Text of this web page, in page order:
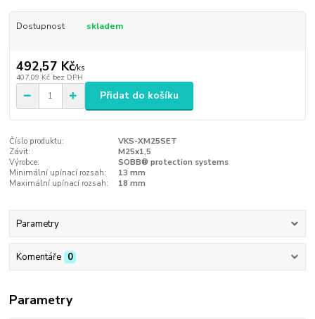
Dostupnost skladem
492,57 Kč/ks
407,09 Kč bez DPH
Přidat do košíku
Číslo produktu:
VKS-XM25SET
Závit:
M25x1,5
Výrobce:
SOBB® protection systems
Minimální upínací rozsah:
13 mm
Maximální upínací rozsah:
18 mm
Parametry
Komentáře 0
Parametry